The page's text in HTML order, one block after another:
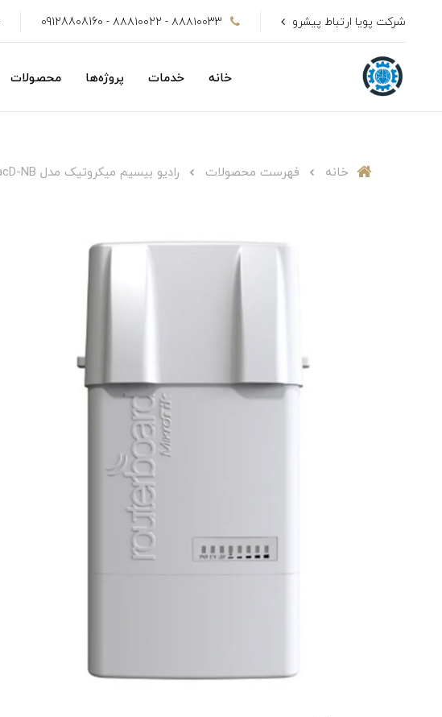
شرکت پویا ارتباط پیشرو ۸۸۸۱۰۰33 - ۸۸۸۱۰۰22 - 09128808160
خانه خدمات پروژه‌ها محصولات
خانه فهرست محصولات رادیو بیسیم میکروتیک مدل RB911G-5HPacD-NB